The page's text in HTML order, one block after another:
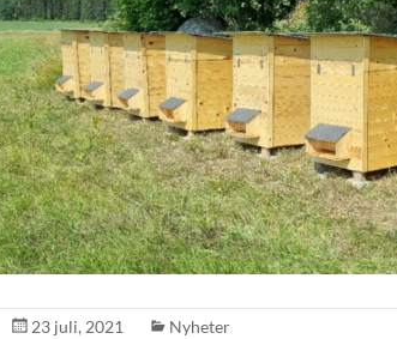
23 juli, 2021 Nyheter